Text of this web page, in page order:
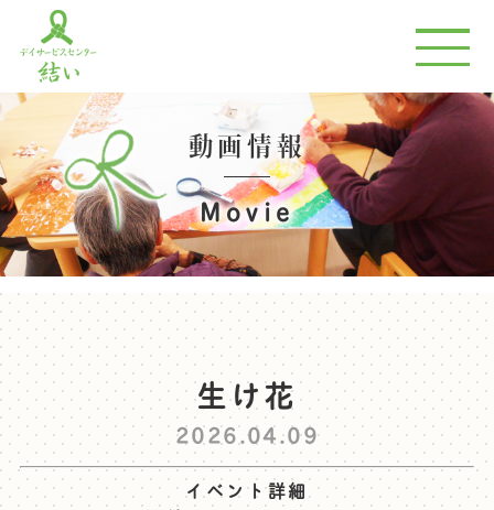
動画情報
Movie
生け花
2026.04.09
イベント詳細